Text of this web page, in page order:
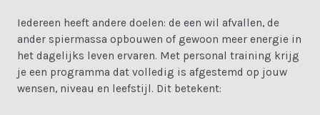
Iedereen heeft andere doelen: de een wil afvallen, de
ander spiermassa opbouwen of gewoon meer energie in
het dagelijks leven ervaren. Met personal training krijg
je een programma dat volledig is afgestemd op jouw
wensen, niveau en leefstijl. Dit betekent: